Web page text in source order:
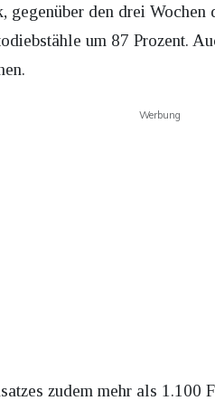
gegenüber den drei
um 87 Prozent.
Werbung
zudem mehr als 1.100